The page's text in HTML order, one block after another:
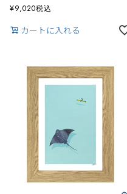
¥9,020税込
カートに入れる